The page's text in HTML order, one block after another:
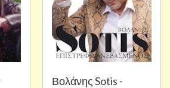
Βολάνης Sotis -